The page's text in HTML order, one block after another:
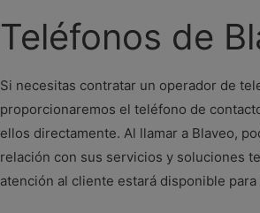
Teléfonos de
Si necesitas contratar un operador de
proporcionaremos el teléfono de
ellos directamente. Al llamar a Blaveo,
relación con sus servicios y soluciones
atención al cliente estará disponible